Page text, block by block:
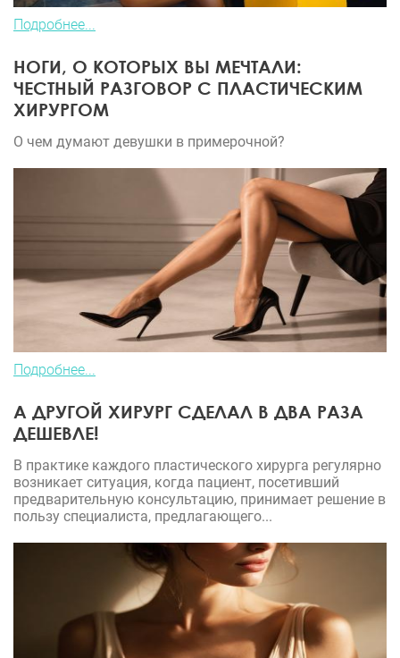
Подробнее...
НОГИ, О КОТОРЫХ ВЫ МЕЧТАЛИ:
ЧЕСТНЫЙ РАЗГОВОР С ПЛАСТИЧЕСКИМ
ХИРУРГОМ
О чем думают девушки в примерочной?
Подробнее...
А ДРУГОЙ ХИРУРГ СДЕЛАЛ В ДВА РАЗА
ДЕШЕВЛЕ!
В практике каждого пластического хирурга регулярно
возникает ситуация, когда пациент, посетивший
предварительную консультацию, принимает решение в
пользу специалиста, предлагающего...